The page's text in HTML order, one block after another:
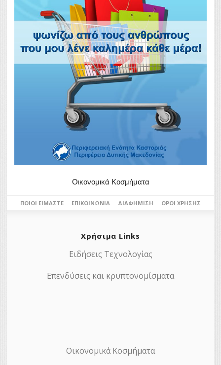
Οικονομικά Κοσμήματα
ΠΟΙΟΙ ΕΊΜΑΣΤΕ ΕΠΙΚΟΙΝΩΝΊΑ ΔΙΑΦΉΜΙΣΗ ΌΡΟΙ ΧΡΉΣΗΣ
Χρήσιμα Links
Ειδήσεις Τεχνολογίας
Επενδύσεις και κρυπτονομίσματα
Οικονομικά Κοσμήματα